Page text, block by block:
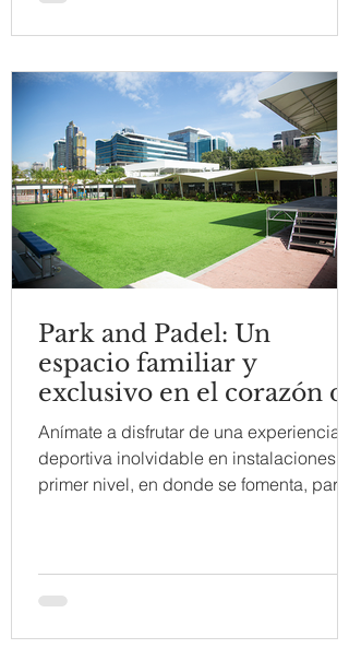
Park and Padel: Un
espacio familiar y
exclusivo en el corazón de
Obarrio
Anímate a disfrutar de una experiencia
deportiva inolvidable en instalaciones de
primer nivel, en donde se fomenta, para